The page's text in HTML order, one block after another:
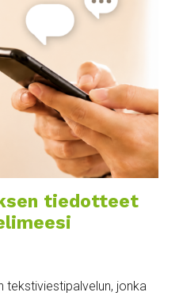
tiedotteet
jonka